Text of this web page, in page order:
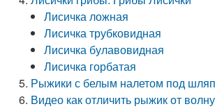
Лисичка ложная
Лисичка трубковидная
Лисичка булавовидная
Лисичка горбатая
Рыжики с белым налетом под
Видео как отличить рыжик от